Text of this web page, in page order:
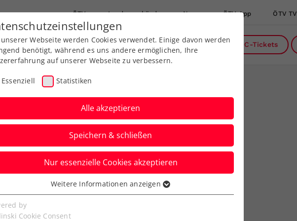
ÖTV Landesverbände News ÖTV App ÖTV TV
Ausbildungen Services Über uns DC-Tickets
Surbiton: Rodionov
durch Murray
Webseite werden Cookies verwendet. Einige davon werden
benötigt, während es uns andere ermöglichen, Ihre
auf unserer Webseite zu verbessern.
Essenziell Statistiken
Alle akzeptieren
Speichern & schließen
Nur essenzielle Cookies akzeptieren
Cookies werden für grundlegende Funktionen der
benötigt. Dadurch ist gewährleistet, dass die Webseite
Weitere Informationen anzeigen
by
Cookie Consent